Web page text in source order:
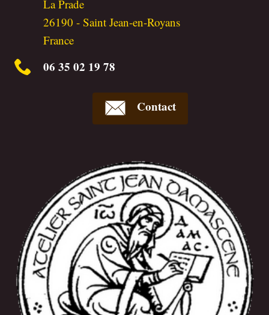
La Prade
26190 -Saint Jean-en-Royans
France
06 35 02 19 78
Contact